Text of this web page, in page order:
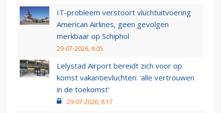
IT-probleem verstoort vluchtuitvoering
American Airlines, geen gevolgen
merkbaar op Schiphol
29-07-2026, 9:05
Lelystad Airport bereidt zich voor op
komst vakantievluchten: 'alle vertrouwen
in de toekomst'
29-07-2026, 8:17